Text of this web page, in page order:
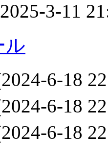
3-11
ル
6-18
6-18
6-18